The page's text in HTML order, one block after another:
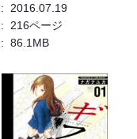
しようと暗躍している．
トンの常客だったと噂
徐先生は元々中国の軍医
手を逃れられず，人身売
院長はハニートラップに
黙認．タカシは院長を拉
命令に従い，病院内で
:
2016.07.19
:
216ページ
: 86.1MB